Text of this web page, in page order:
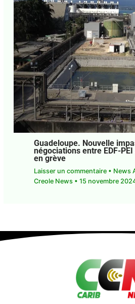
Guadeloupe. Nouvelle
négociations entre EDF-
en grève
Laisser un commentaire • News
Creole News • 15 novembre